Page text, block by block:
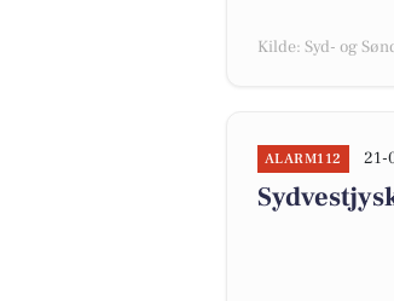
Kilde: Syd- og
ALARM112 21-